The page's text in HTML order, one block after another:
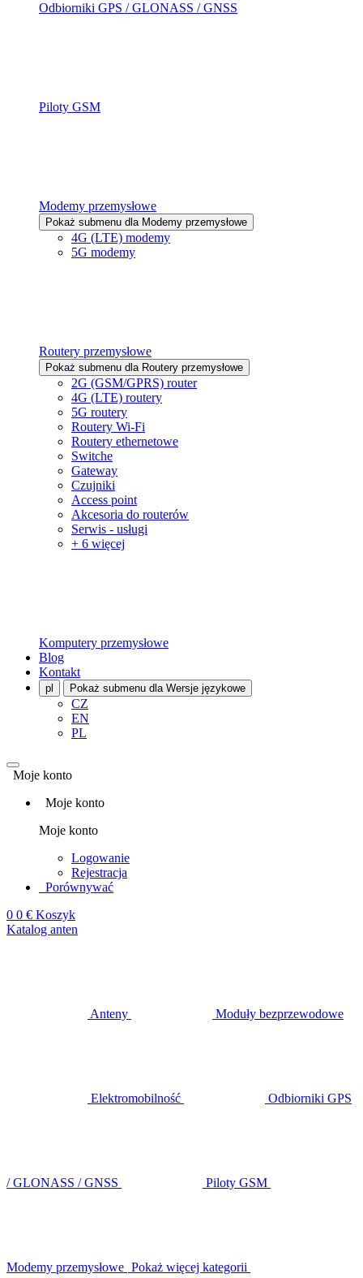
Odbiorniki GPS / GLONASS / GNSS
Piloty GSM
Modemy przemysłowe
Pokaż submenu dla Modemy przemysłowe
4G (LTE) modemy
5G modemy
Routery przemysłowe
Pokaż submenu dla Routery przemysłowe
2G (GSM/GPRS) router
4G (LTE) routery
5G routery
Routery Wi-Fi
Routery ethernetowe
Switche
Gateway
Czujniki
Access point
Akcesoria do routerów
Serwis - usługi
+ 6 więcej
Komputery przemysłowe
Blog
Kontakt
pl Pokaż submenu dla Wersje językowe
CZ
EN
PL
Moje konto
Moje konto
Moje konto
Logowanie
Rejestracja
Porównywać
0 0 € Koszyk
Katalog anten
Anteny Moduły bezprzewodowe
Elektromobilność Odbiorniki GPS
/ GLONASS / GNSS Piloty GSM
Modemy przemysłowe Pokaż więcej kategorii